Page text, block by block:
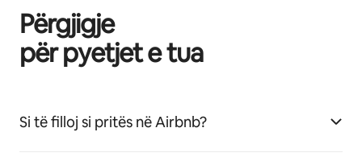
Përgjigje
për pyetjet e tua
Si të filloj si pritës në Airbnb?